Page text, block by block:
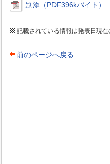
別添（PDF396kバイト）
記載されている情報は発表日現
前のページへ戻る